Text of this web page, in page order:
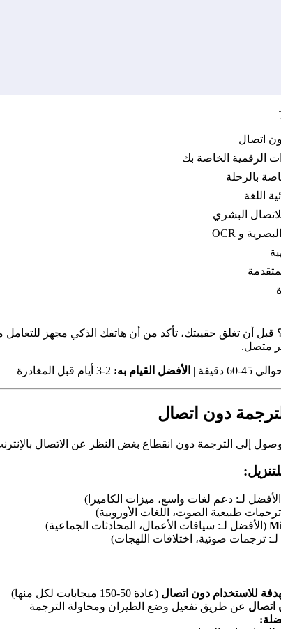
أن تغلق حقيبتك، تأكد من أن هاتفك الذكي مجهز
متصل.
45-60 دقيقة | الأفضل القيام به:
إلى الترجمة دون انقطاع بغض النظر عن الاتصال
لـ: دعم لغات واسع، ميزات الكاميرا)
طبيعية الصوت، اللغات الأوروبية)
(الأفضل لـ: سياقات الأعمال، المحادثات الجماعية)
ترجمات صوتية، اختلافات اللهجات)
للاستخدام دون اتصال (عادة 50-150 ميجابايت لكل منها)
اتصال عن طريق تفعيل وضع الطيران ومحاولة الترجمة